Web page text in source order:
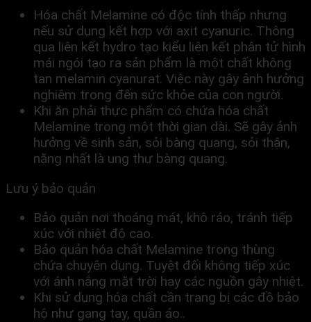
Hóa chất Melamine có độc tính thấp nhưng
nếu sử dụng kết hợp với axit cyanuric. Thông
qua liên kết hydro tạo kiểu liên kết phân tử hình
mái ngói tạo ra sản phẩm là một chất không
tan melamin cyanurat. Việc này gây ảnh hưởng
nghiêm trong đến sức khỏe của con người.
Khi ăn phải thực phẩm có chứa hóa chất
Melamine trong một thời gian dài. Sẽ gây ảnh
hưởng về sinh sản, sỏi bàng quang, sỏi thận,
nặng nhất là ung thư bàng quang.
Lưu ý bảo quản
Bảo quản nơi thoáng mát, khô ráo, tránh tiếp
xúc với nhiệt độ cao.
Bảo quản hóa chất Melamine trong thùng
chứa chuyên dụng. Tuyệt đối không tiếp xúc
với ánh nắng mặt trời hay các nguồn gây nhiệt.
Khi sử dụng hóa chất cần trang bị các đồ bảo
hộ như gang tay, quần áo..